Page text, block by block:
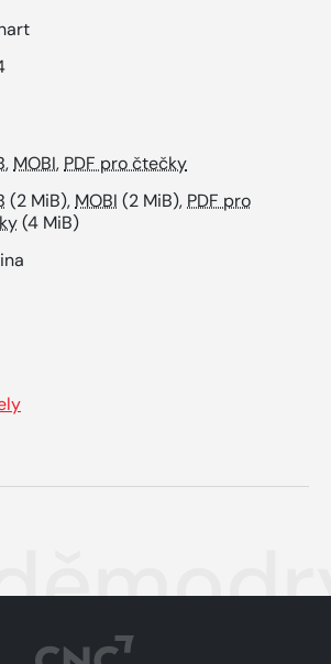
, MOBI, PDF pro čtečky
(2 MiB), MOBI (2 MiB), PDF pro
(4 MiB)